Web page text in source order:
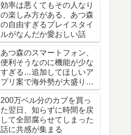
効率は悪くてもその人なり
の楽しみ方がある、あつ森
の自由すぎるプレイスタイ
ルがなんだか愛おしい話
あつ森のスマートフォン、
便利そうなのに機能が少な
すぎる…追加してほしいア
プリ案で海外勢が大盛り上
がり
200万ベル分のカブを買っ
た翌日、知らずに時間を戻
して全部腐らせてしまった
話に共感が集まる